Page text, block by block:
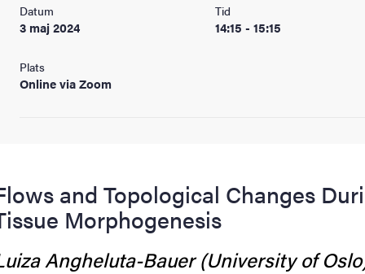
Datum
3 maj 2024
Tid
14:15 - 15:15
Plats
Online via Zoom
and Topological Changes
Morphogenesis
Angheluta-Bauer (University of